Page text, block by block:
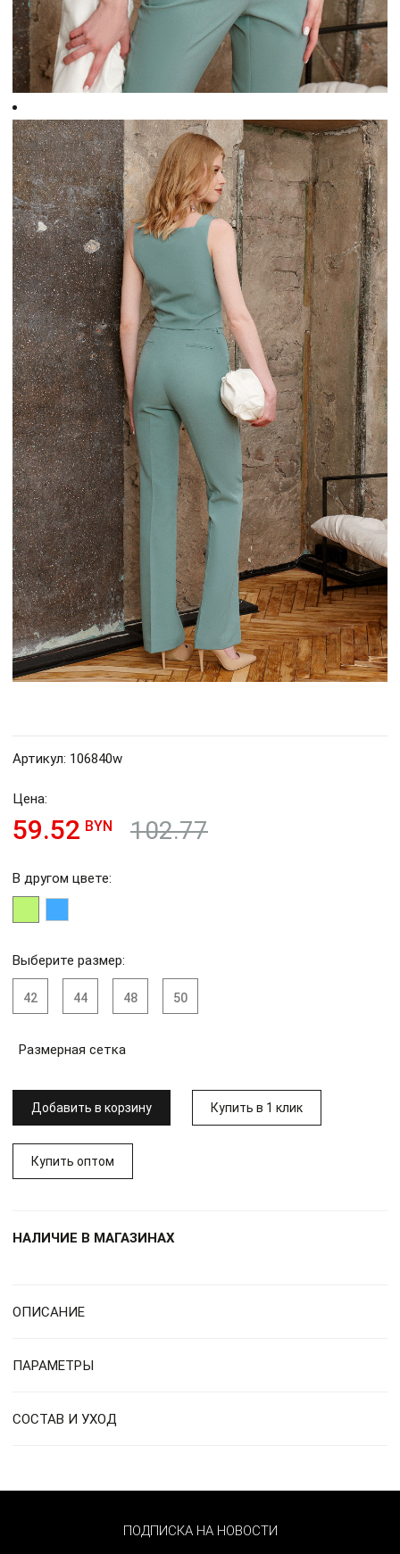
Артикул: 106840w
Цена:
59.52 BYN 102.77
В другом цвете:
Выберите размер:
42 44 48 50
Размерная сетка
Добавить в корзину Купить в 1 клик
Купить оптом
НАЛИЧИЕ В МАГАЗИНАХ
ОПИСАНИЕ
ПАРАМЕТРЫ
СОСТАВ И УХОД
ПОДПИСКА НА НОВОСТИ